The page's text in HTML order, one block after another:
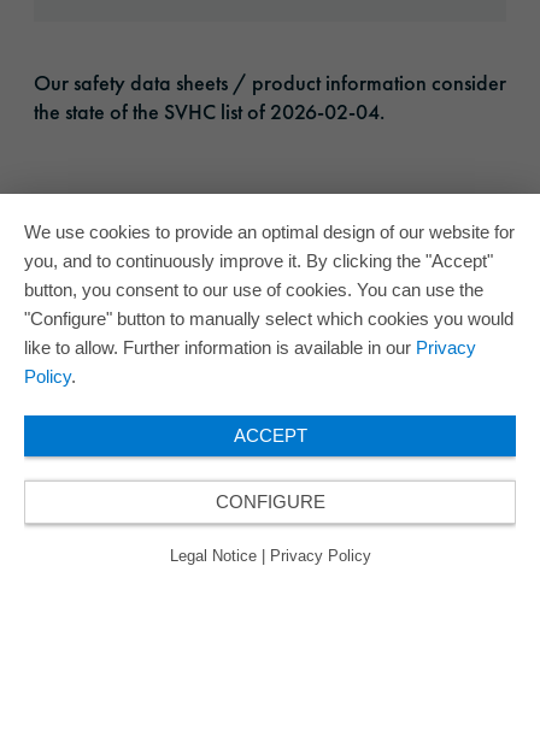
Our safety data sheets / product information consider
the state of the SVHC list of 2026-02-04.
We use cookies to provide an optimal design of our website for
you, and to continuously improve it. By clicking the "Accept"
button, you consent to our use of cookies. You can use the
"Configure" button to manually select which cookies you would
like to allow. Further information is available in our Privacy
Policy.
ACCEPT
CONFIGURE
Legal Notice Privacy Policy